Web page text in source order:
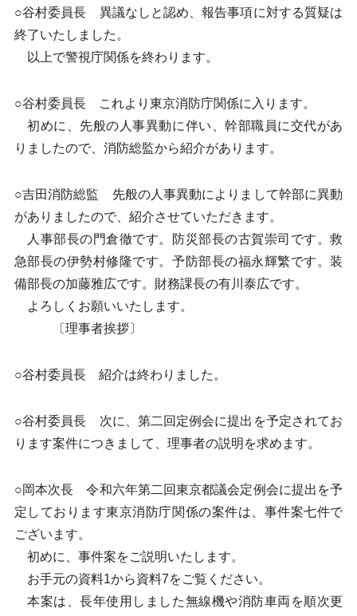
○谷村委員長 異議なしと認め、報告事項に対する質疑は
終了いたしました。
以上で警視庁関係を終わります。
○谷村委員長 これより東京消防庁関係に入ります。
初めに、先般の人事異動に伴い、幹部職員に交代があ
りましたので、消防総監から紹介があります。
○吉田消防総監 先般の人事異動によりまして幹部に異動
がありましたので、紹介させていただきます。
人事部長の門倉徹です。防災部長の古賀崇司です。救
急部長の伊勢村修隆です。予防部長の福永輝繁です。装
備部長の加藤雅広です。財務課長の有川泰広です。
よろしくお願いいたします。
〔理事者挨拶〕
○谷村委員長 紹介は終わりました。
○谷村委員長 次に、第二回定例会に提出を予定されてお
ります案件につきまして、理事者の説明を求めます。
○岡本次長 令和六年第二回東京都議会定例会に提出を予
定しております東京消防庁関係の案件は、事件案七件で
ございます。
初めに、事件案をご説明いたします。
お手元の資料1から資料7をご覧ください。
本案は、長年使用しました無線機や消防車両を順次更